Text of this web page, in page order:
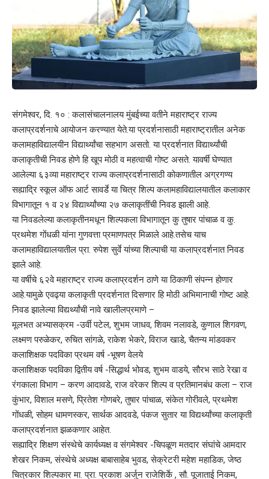
संगमेश्वर, दि. १० : कलासंचालनालय मुंबईच्या वतीने महाराष्ट्र राज्य
कलाप्रदर्शनाचे आयोजन करण्यात येते.या प्रदर्शनासाठी महाराष्ट्रातील अनेक
कलामहाविद्यालयीन विद्यार्थ्यांचा सहभाग असतो. या प्रदर्शनात विद्यार्थ्यांची
कलाकृतीची निवड होणे हि खूप मोठी व महत्वाची गोष्ट असते. यावर्षी घेण्यात
आलेल्या ६३व्या महाराष्ट्र राज्य कलाप्रदर्शनासाठी कोकणातील अग्रगण्य
सह्याद्रि स्कूल ऑफ आर्ट सावर्डे या चित्र शिल्प कलामहाविद्यालयातील कलाकार
विभागातून १ व २४ विद्यार्थ्यांच्या २७ कलाकृतींची निवड झाली आहे.
या निवडलेल्या कलाकृतीनमधून शिल्पकला विभागातून कु तुषार पांचाळ व कु.
प्रथमेश गोंधळी यांना गुणवत्ता प्रमाणपत्र मिळाले आहे.तसेच याच
कलामहाविद्यालयातील प्रा. रुपेश सुर्वे यांच्या शिल्पाची या कलाप्रदर्शनात निवड
झाले आहे.
या वर्षीचे ६२वे महाराष्ट्र राज्य कलाप्रदर्शन ठाणे या ठिकाणी संपन्न होणार
आहे.यामुळे एवढ्या कलाकृती प्रदर्शनात दिसणार हि मोठी अभिमानाची गोष्ट आहे.
निवड झालेल्या विद्यर्थ्यांची नावे खालीलप्रमाणे –
मूलभत अभ्यासक्रम -उर्वी पटेल, शुभम जाधव, शिवम नलावडे, कुणाल शिगवण,
लक्ष्मण परुळेकर, रुचित सांगळे, राकेश भेकरे, विराज खाडे, चैतन्य मांडवकर
कलाशिक्षक पदविका प्रथम वर्ष -भूषण वेलये
कलाशिक्षक पदविका द्वितीय वर्ष -सिद्धार्थ भोवड, शुभम वाडये, सौरभ साठे रेखा व
रंगकाला विभाग – करण आदावडे, राज वरेकर शिल्प व प्रतिमानबंध कला – राज
कुंभार, विशाल मसणे, प्रितेश गोणबरे, तुषार पांचाळ, संकेत गोरीवले, प्रथमेश
गोंधळी, सोहम धामणस्कर, सार्थक आदवडे, पंकज सुतार या विद्यर्थ्यांच्या कलाकृती
कलाप्रदर्शनात झळकणार आहेत.
सह्याद्रि शिक्षण संस्थेचे कार्यध्यक्ष व संगमेश्वर -चिपळूण मतदार संघांचे आमदार
शेखर निकम, संस्थेचे अध्यक्ष बाबासाहेब भुवड, सेक्रेटरी महेश महाडिक, जेष्ठ
चित्रकार शिल्पकार मा. प्रा. प्रकाश अर्जुन राजेशिर्के , सौ. पूजाताई निकम,